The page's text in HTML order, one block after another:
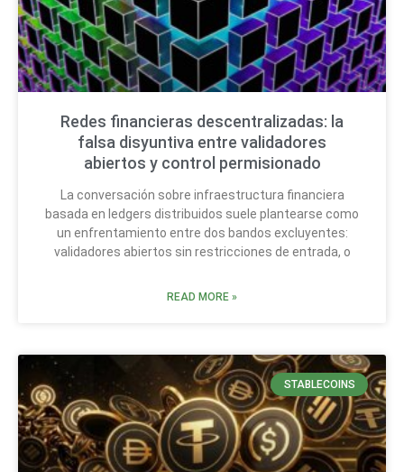
Redes financieras descentralizadas: la
falsa disyuntiva entre validadores
abiertos y control permisionado
La conversación sobre infraestructura financiera
basada en ledgers distribuidos suele plantearse como
un enfrentamiento entre dos bandos excluyentes:
validadores abiertos sin restricciones de entrada, o
READ MORE »
STABLECOINS